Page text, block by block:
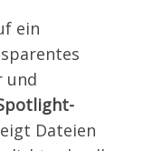
ein
und
Dateien